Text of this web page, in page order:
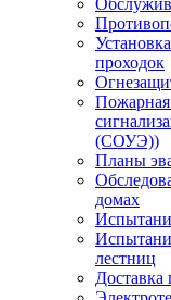
проходок
Пожарная
(СОУЭ))
Планы
домах
лестниц
Доставка